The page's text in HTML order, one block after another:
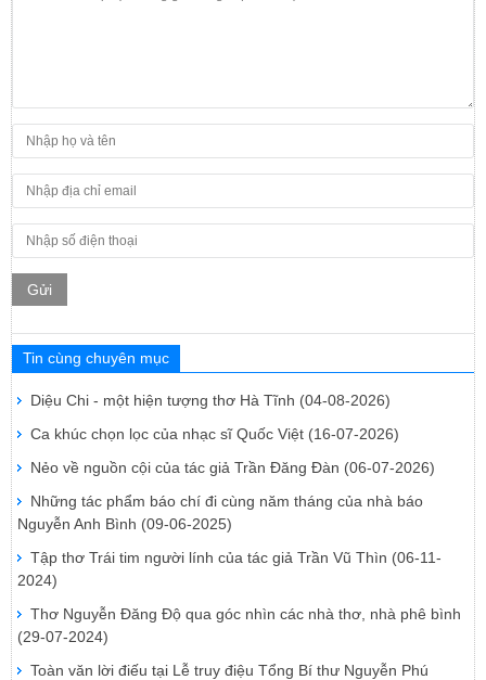
Gửi
Tin cùng chuyên mục
Diệu Chi - một hiện tượng thơ Hà Tĩnh (04-08-2026)
Ca khúc chọn lọc của nhạc sĩ Quốc Việt (16-07-2026)
Nẻo về nguồn cội của tác giả Trần Đăng Đàn (06-07-2026)
Những tác phẩm báo chí đi cùng năm tháng của nhà báo
Nguyễn Anh Bình (09-06-2025)
Tập thơ Trái tim người lính của tác giả Trần Vũ Thìn (06-11-
2024)
Thơ Nguyễn Đăng Độ qua góc nhìn các nhà thơ, nhà phê bình
(29-07-2024)
Toàn văn lời điếu tại Lễ truy điệu Tổng Bí thư Nguyễn Phú